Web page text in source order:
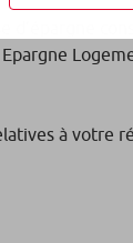
à votre